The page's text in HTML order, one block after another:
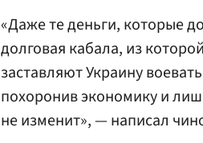
«Даже те деньги, которые
долговая кабала, из
заставляют Украину
похоронив экономику и
не изменит», — написал